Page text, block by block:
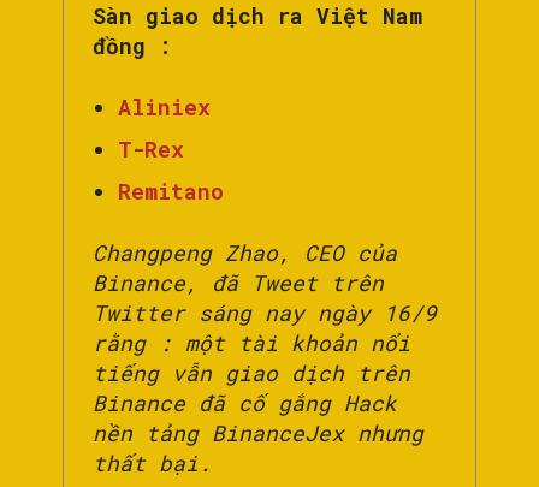
Sàn giao dịch ra Việt Nam
đồng :
Aliniex
T-Rex
Remitano
Changpeng Zhao, CEO của
Binance, đã Tweet trên
Twitter sáng nay ngày 16/9
rằng : một tài khoản nổi
tiếng vẫn giao dịch trên
Binance đã cố gắng Hack
nền tảng BinanceJex nhưng
thất bại.